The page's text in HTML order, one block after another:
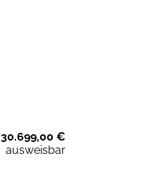
30.699,00 €
ausweisbar